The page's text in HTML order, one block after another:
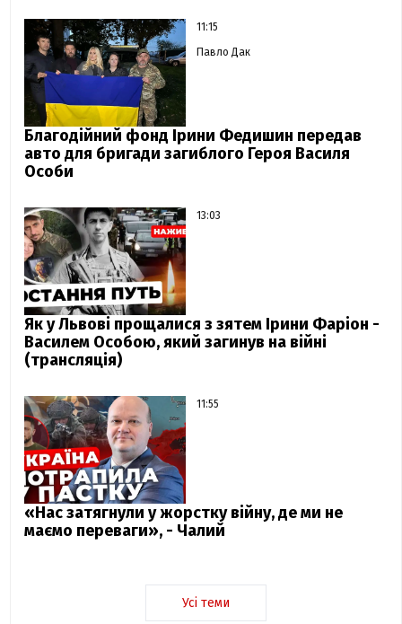
11:15
Павло Дак
Благодійний фонд Ірини Федишин передав
авто для бригади загиблого Героя Василя
Особи
13:03
Як у Львові прощалися з зятем Ірини Фаріон -
Василем Особою, який загинув на війні
(трансляція)
11:55
«Нас затягнули у жорстку війну, де ми не
маємо переваги», - Чалий
Усі теми